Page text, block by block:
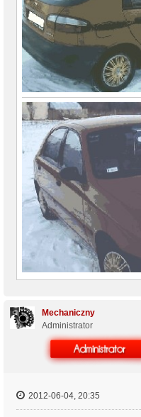
Mechaniczny
Administrator
2012-06-04, 20:35